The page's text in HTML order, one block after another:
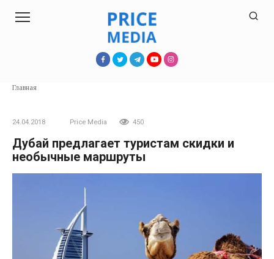
Главная
24.04.2018 Price Media 450
Дубай предлагает туристам скидки и
необычные маршруты